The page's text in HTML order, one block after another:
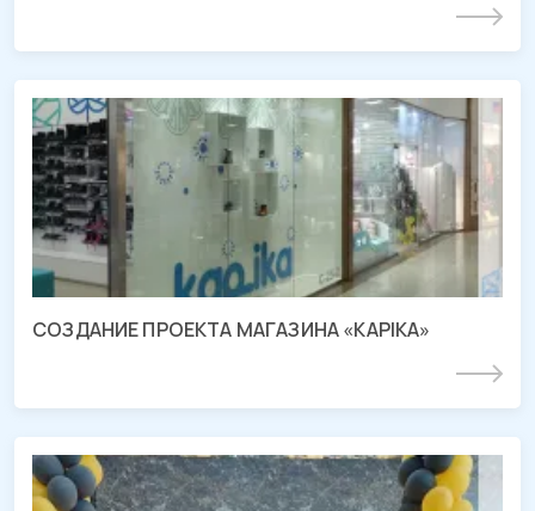
Подробнее
СОЗДАНИЕ ПРОЕКТА МАГАЗИНА «KAPIKA»
Проект магазина «KAPIKA»
ТРЦ «Красная Площадь», г. Краснодар
Подробнее
СМР магазина «KANZLER»